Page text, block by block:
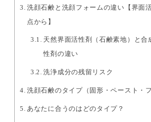
洗顔石鹸と洗顔フォームの違い【界面
点から】
天然界面活性剤（石鹸素地）と合
性剤の違い
洗浄成分の残留リスク
洗顔石鹸のタイプ（固形・ペースト・フ
あなたに合うのはどのタイプ？